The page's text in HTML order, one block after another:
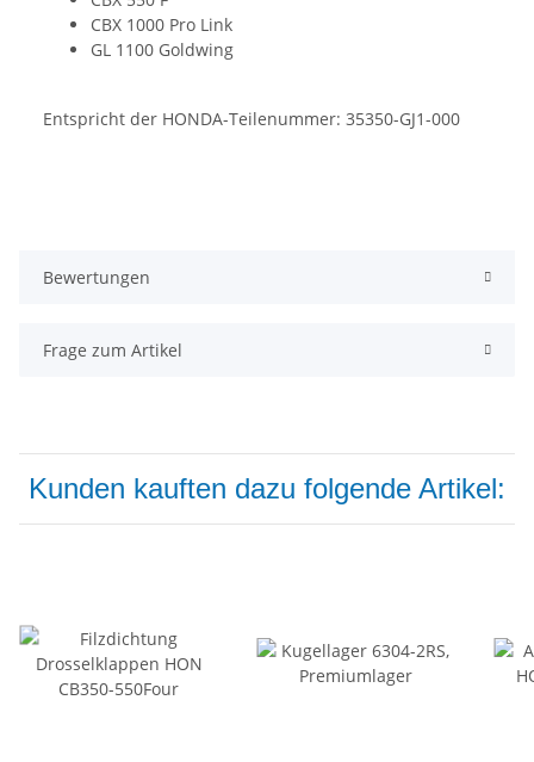
CBX 1000 Pro Link
GL 1100 Goldwing
Entspricht der HONDA-Teilenummer: 35350-GJ1-000
Bewertungen
Frage zum Artikel
Kunden kauften dazu folgende Artikel: